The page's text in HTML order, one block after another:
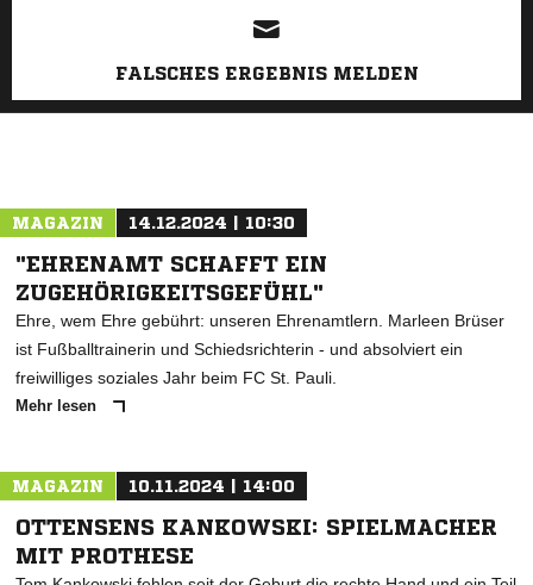
FALSCHES ERGEBNIS MELDEN
MAGAZIN 14.12.2024 | 10:30
"EHRENAMT SCHAFFT EIN
ZUGEHÖRIGKEITSGEFÜHL"
Ehre, wem Ehre gebührt: unseren Ehrenamtlern. Marleen Brüser
ist Fußballtrainerin und Schiedsrichterin - und absolviert ein
freiwilliges soziales Jahr beim FC St. Pauli.
Mehr lesen
MAGAZIN 10.11.2024 | 14:00
OTTENSENS KANKOWSKI: SPIELMACHER
MIT PROTHESE